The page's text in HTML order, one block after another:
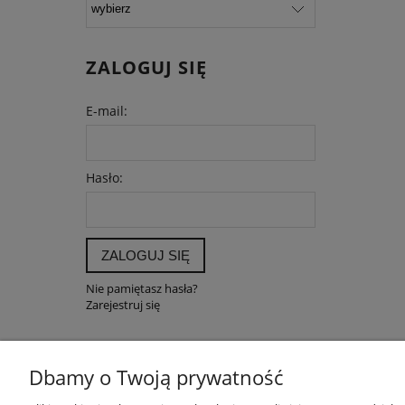
ZALOGUJ SIĘ
E-mail:
Hasło:
ZALOGUJ SIĘ
Nie pamiętasz hasła?
Zarejestruj się
Dbamy o Twoją prywatność